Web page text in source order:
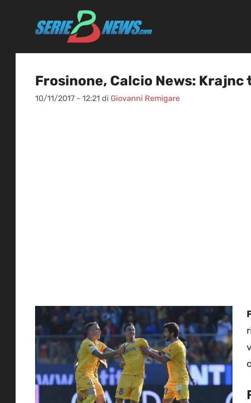
Frosinone, Calcio News:
10/11/2017 - 12:21 di Giovanni Remigare